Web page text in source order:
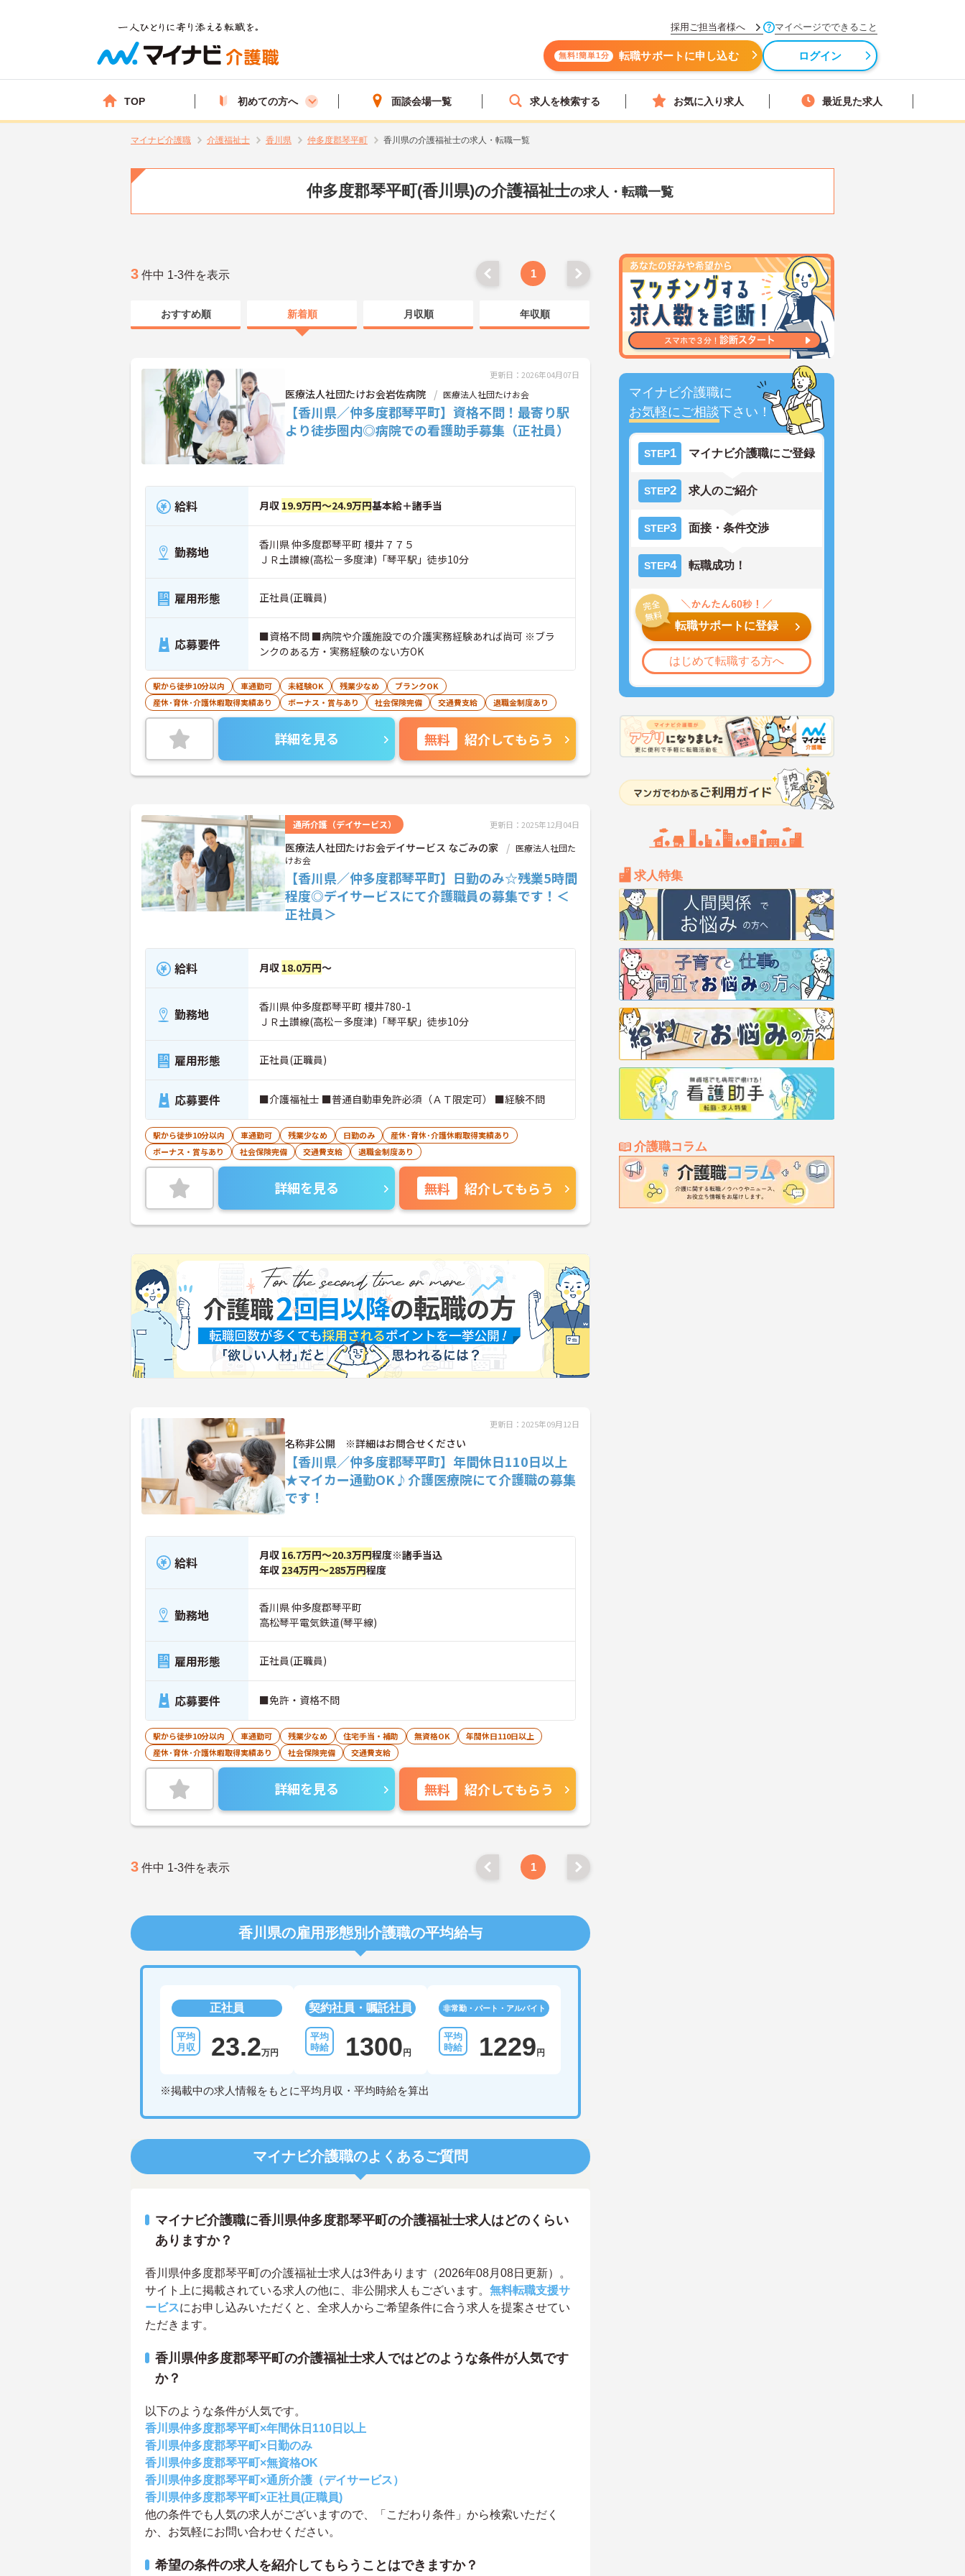
採用ご担当者様へ マイページでできること
無料!簡単1分 転職サポートに申し込む ログイン
TOP 初めての方へ 面談会場一覧 求人を検索する お気に入り求人 最近見た求人
マイナビ介護職 介護福祉士 香川県 仲多度郡琴平町 香川県の介護福祉士の求人・転職一覧
仲多度郡琴平町(香川県)の介護福祉士の求人・転職一覧
マイナビ介護職に
お気軽にご相談下さい！
STEP1 マイナビ介護職にご登録
STEP2 求人のご紹介
STEP3 面接・条件交渉
STEP4 転職成功！
転職サポートに登録
はじめて転職する方へ
求人特集
介護職コラム
3 件中 1-3件を表示 1
おすすめ順 新着順 月収順 年収順
更新日：2026年04月07日
医療法人社団たけお会岩佐病院 医療法人社団たけお会
【香川県／仲多度郡琴平町】資格不問！最寄り駅
より徒歩圏内◎病院での看護助手募集（正社員）
給料 月収 19.9万円～24.9万円基本給＋諸手当
勤務地
香川県 仲多度郡琴平町 榎井７７５
ＪＲ土讃線(高松－多度津)「琴平駅」徒歩10分
雇用形態 正社員(正職員)
応募要件
■資格不問 ■病院や介護施設での介護実務経験あれば尚可 ※ブラ
ンクのある方・実務経験のない方OK
駅から徒歩10分以内 車通勤可 未経験OK 残業少なめ
ブランクOK
産休･育休･介護休暇取得実績あり
ボーナス・賞与あり 社会保険完備 交通費支給 退職金制度あり
詳細を見る 無料 紹介してもらう
通所介護（デイサービス） 更新日：2025年12月04日
医療法人社団たけお会デイサービス なごみの家
医療法人社団た
けお会
【香川県／仲多度郡琴平町】日勤のみ☆残業5時間
程度◎デイサービスにて介護職員の募集です！＜
正社員＞
給料 月収 18.0万円～
勤務地
香川県 仲多度郡琴平町 榎井780-1
ＪＲ土讃線(高松－多度津)「琴平駅」徒歩10分
雇用形態 正社員(正職員)
応募要件 ■介護福祉士 ■普通自動車免許必須（ＡＴ限定可） ■経験不問
駅から徒歩10分以内 車通勤可 残業少なめ 日勤のみ
産休･育休･介護休暇取得実績あり
ボーナス・賞与あり
社会保険完備 交通費支給 退職金制度あり
詳細を見る 無料 紹介してもらう
更新日：2025年09月12日
名称非公開 ※詳細はお問合せください
【香川県／仲多度郡琴平町】年間休日110日以上
★マイカー通勤OK♪介護医療院にて介護職の募集
です！
給料 月収 16.7万円～20.3万円程度※諸手当込
年収 234万円～285万円程度
勤務地
香川県 仲多度郡琴平町
高松琴平電気鉄道(琴平線)
雇用形態 正社員(正職員)
応募要件 ■免許・資格不問
駅から徒歩10分以内 車通勤可 残業少なめ 住宅手当・補助 無資格OK
年間休日110日以上
産休･育休･介護休暇取得実績あり
社会保険完備 交通費支給
詳細を見る 無料 紹介してもらう
3 件中 1-3件を表示 1
香川県の雇用形態別介護職の平均給与
正社員
23.2万円
契約社員・嘱託社員
1300円
非常勤・パート・アルバイト
1229円
※掲載中の求人情報をもとに平均月収・平均時給を算出
マイナビ介護職のよくあるご質問
マイナビ介護職に香川県仲多度郡琴平町の介護福祉士求人はどのくらい
ありますか？
香川県仲多度郡琴平町の介護福祉士求人は3件あります（2026年08月08日更新）。
サイト上に掲載されている求人の他に、非公開求人もございます。 無料転職支援サ
ービスにお申し込みいただくと、全求人からご希望条件に合う求人を提案させてい
ただきます。
香川県仲多度郡琴平町の介護福祉士求人ではどのような条件が人気です
か？
以下のような条件が人気です。
香川県仲多度郡琴平町×年間休日110日以上
香川県仲多度郡琴平町×日勤のみ
香川県仲多度郡琴平町×無資格OK
香川県仲多度郡琴平町×通所介護（デイサービス）
香川県仲多度郡琴平町×正社員(正職員)
他の条件でも人気の求人がございますので、「こだわり条件」から検索いただく
か、お気軽にお問い合わせください。
希望の条件の求人を紹介してもらうことはできますか？